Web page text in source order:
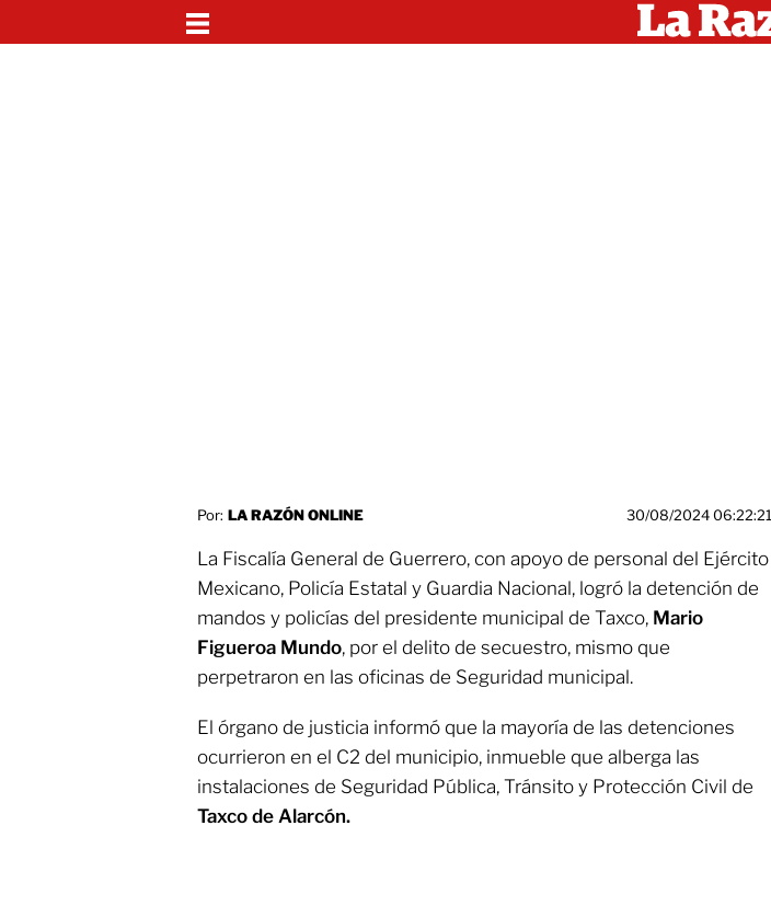
Por: LA RAZÓN ONLINE 30/08/2024 06:22:21
La Fiscalía General de Guerrero, con apoyo de personal del Ejército
Mexicano, Policía Estatal y Guardia Nacional, logró la detención de
mandos y policías del presidente municipal de Taxco, Mario
Figueroa Mundo, por el delito de secuestro, mismo que
perpetraron en las oficinas de Seguridad municipal.
El órgano de justicia informó que la mayoría de las detenciones
ocurrieron en el C2 del municipio, inmueble que alberga las
instalaciones de Seguridad Pública, Tránsito y Protección Civil de
Taxco de Alarcón.